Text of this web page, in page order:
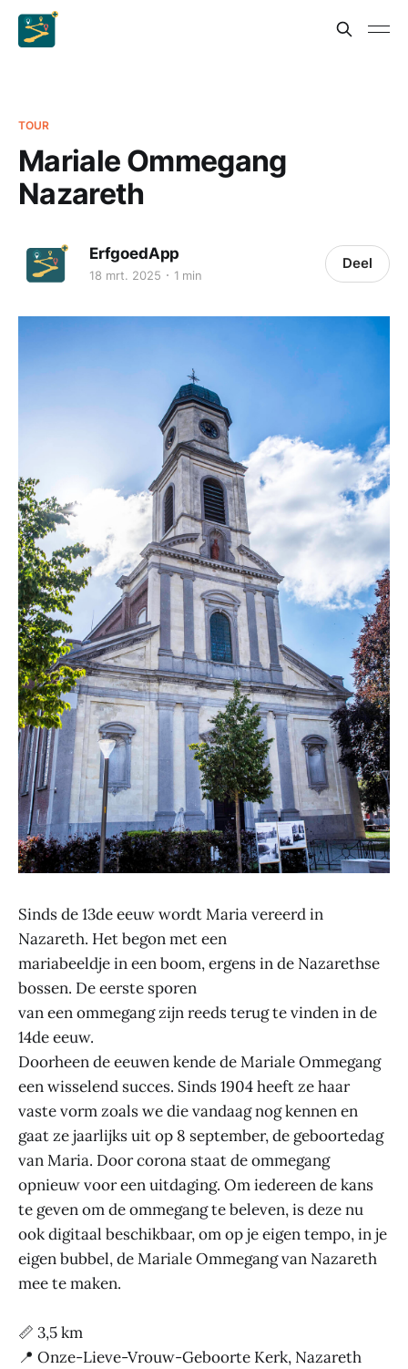
TOUR
Mariale Ommegang
Nazareth
ErfgoedApp
18 mrt. 2025 1 min
Deel
Sinds de 13de eeuw wordt Maria vereerd in
Nazareth. Het begon met een
mariabeeldje in een boom, ergens in de Nazarethse
bossen. De eerste sporen
van een ommegang zijn reeds terug te vinden in de
14de eeuw.
Doorheen de eeuwen kende de Mariale Ommegang
een wisselend succes. Sinds 1904 heeft ze haar
vaste vorm zoals we die vandaag nog kennen en
gaat ze jaarlijks uit op 8 september, de geboortedag
van Maria. Door corona staat de ommegang
opnieuw voor een uitdaging. Om iedereen de kans
te geven om de ommegang te beleven, is deze nu
ook digitaal beschikbaar, om op je eigen tempo, in je
eigen bubbel, de Mariale Ommegang van Nazareth
mee te maken.
📏 3,5 km
📍 Onze-Lieve-Vrouw-Geboorte Kerk, Nazareth